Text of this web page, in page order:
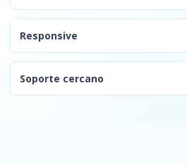
Responsive
Soporte cercano